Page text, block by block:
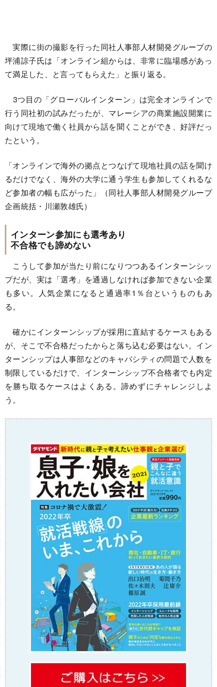
実際に街の撮影を行った同社人事部人材開発グループの
坪浦諒子氏は「オンライン組からは、非常に臨場感があっ
て満足した、と言ってもらえた」と振り返る。
3つ目の「グローバルインターン」は完全オンラインで
行う同社初の試みだったが、マレーシアの商業施設開業に
向けて現地で働く社員から話を聞くことができ、好評だっ
たという。
「オンラインで海外の拠点とつなげて現地社員の話を聞け
るだけでなく、海外の大学に通う学生も参加してくれるな
ど参加者の幅も広がった」（同社人事部人材開発グループ
企画統括・川瀬敦雄氏）
インターン参加にも選考あり
不合格でも諦めない
こうして参加が当たり前になりつつあるインターンシッ
プだが、実は「選考」を通過しなければ参加できない企業
も多い。人気企業になると通過率1％台というものもあ
る。
確かにインターンシップが採用に直結するケースもある
が、そこで不合格だったからと落ち込む必要はない。イン
ターンシップは人事部などのキャパシティの問題で人数を
制限しているだけで、インターンシップ不合格者でも内定
を勝ち取るケースはよくある。諦めずにチャレンジしよ
う。